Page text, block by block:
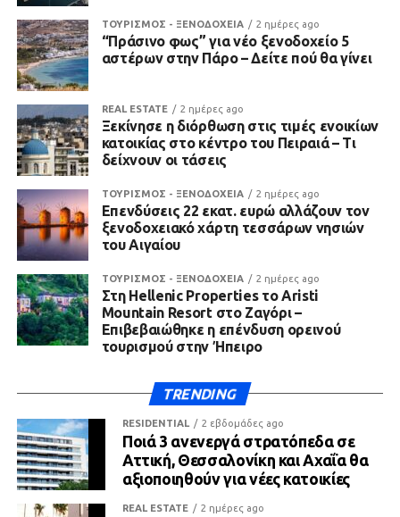
ΤΟΥΡΙΣΜΟΣ - ΞΕΝΟΔΟΧΕΙΑ 2 ημέρες ago
“Πράσινο φως” για νέο ξενοδοχείο 5
αστέρων στην Πάρο – Δείτε πού θα γίνει
REAL ESTATE 2 ημέρες ago
Ξεκίνησε η διόρθωση στις τιμές ενοικίων
κατοικίας στο κέντρο του Πειραιά – Τι
δείχνουν οι τάσεις
ΤΟΥΡΙΣΜΟΣ - ΞΕΝΟΔΟΧΕΙΑ 2 ημέρες ago
Επενδύσεις 22 εκατ. ευρώ αλλάζουν τον
ξενοδοχειακό χάρτη τεσσάρων νησιών
του Αιγαίου
ΤΟΥΡΙΣΜΟΣ - ΞΕΝΟΔΟΧΕΙΑ 2 ημέρες ago
Στη Hellenic Properties το Aristi
Mountain Resort στο Ζαγόρι –
Επιβεβαιώθηκε η επένδυση ορεινού
τουρισμού στην Ήπειρο
TRENDING
RESIDENTIAL 2 εβδομάδες ago
Ποιά 3 ανενεργά στρατόπεδα σε
Αττική, Θεσσαλονίκη και Αχαΐα θα
αξιοποιηθούν για νέες κατοικίες
REAL ESTATE 2 ημέρες ago